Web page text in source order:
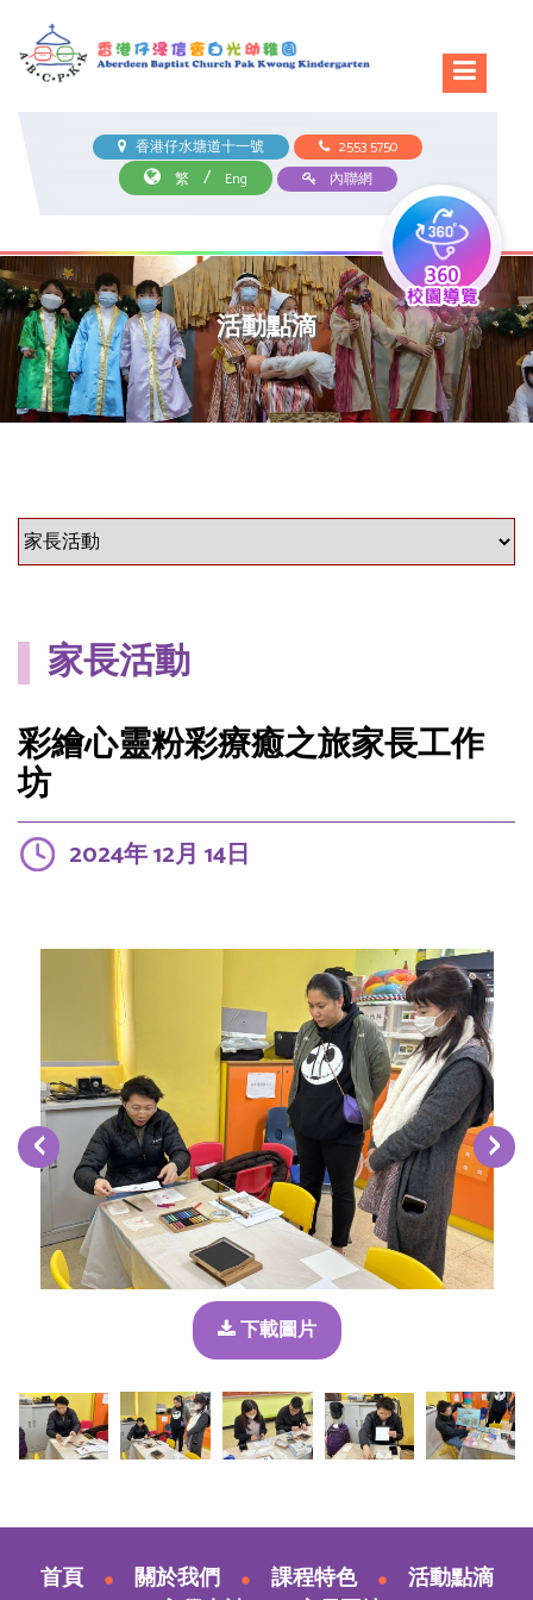
香港仔水塘道十一號
2553 5750
繁
/ Eng 內聯網
活動點滴
家長活動
彩繪心靈粉彩療癒之旅家長工作
坊
2024年 12月 14日
下載圖片
‹ ›
首頁 關於我們 課程特色
活動點滴